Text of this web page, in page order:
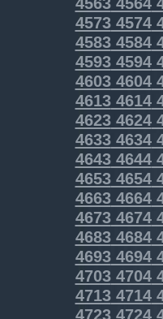
45734574
45834584
45934594
46034604
46134614
46234624
46334634
46434644
46534654
46634664
46734674
46834684
46934694
47034704
47134714
47234724